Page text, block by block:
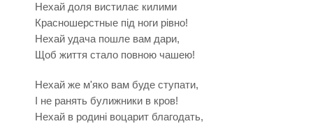
Нехай доля вистилає килими
Красношерстные під ноги рівно!
Нехай удача пошле вам дари,
Щоб життя стало повною чашею!
Нехай же м'яко вам буде ступати,
І не ранять булижники в кров!
Нехай в родині воцарит благодать,